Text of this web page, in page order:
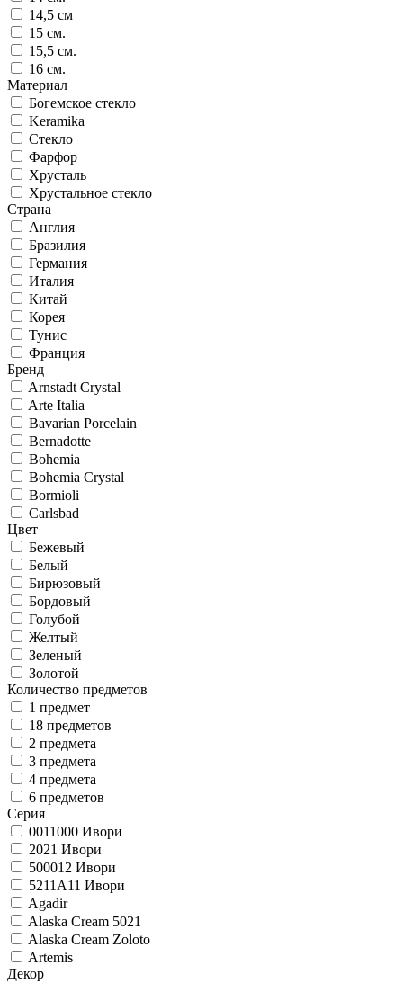
14,5 см
15 см.
15,5 см.
16 см.
Материал
Богемское стекло
Keramika
Стекло
Фарфор
Хрусталь
Хрустальное стекло
Страна
Англия
Бразилия
Германия
Италия
Китай
Корея
Тунис
Франция
Бренд
Arnstadt Crystal
Arte Italia
Bavarian Porcelain
Bernadotte
Bohemia
Bohemia Crystal
Bormioli
Carlsbad
Цвет
Бежевый
Белый
Бирюзовый
Бордовый
Голубой
Желтый
Зеленый
Золотой
Количество предметов
1 предмет
18 предметов
2 предмета
3 предмета
4 предмета
6 предметов
Серия
0011000 Ивори
2021 Ивори
500012 Ивори
5211A11 Ивори
Agadir
Alaska Cream 5021
Alaska Cream Zoloto
Artemis
Декор